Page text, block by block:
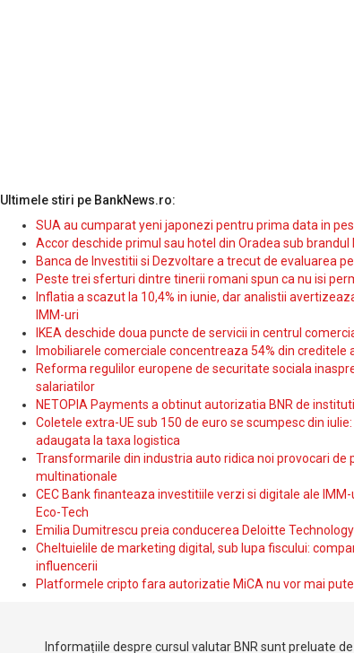
Ultimele stiri pe BankNews.ro:
SUA au cumparat yeni japonezi pentru prima data in
Accor deschide primul sau hotel din Oradea sub brandul
Banca de Investitii si Dezvoltare a trecut de evaluarea
Peste trei sferturi dintre tinerii romani spun ca nu isi
Inflatia a scazut la 10,4% in iunie, dar analistii
IMM-uri
IKEA deschide doua puncte de servicii in centrul
Imobiliarele comerciale concentreaza 54% din
Reforma regulilor europene de securitate sociala
salariatilor
NETOPIA Payments a obtinut autorizatia BNR de
Coletele extra-UE sub 150 de euro se scumpesc din
adaugata la taxa logistica
Transformarile din industria auto ridica noi provocari
multinationale
CEC Bank finanteaza investitiile verzi si digitale ale
Eco-Tech
Emilia Dumitrescu preia conducerea Deloitte
Cheltuielile de marketing digital, sub lupa fiscului:
influencerii
Platformele cripto fara autorizatie MiCA nu vor mai
Informațiile despre cursul valutar BNR sunt preluate